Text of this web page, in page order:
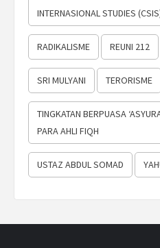
INTERNASIONAL STUDIES
RADIKALISME REUNI 212
SRI MULYANI TERORISME
TINGKATAN BERPUASA
PARA AHLI FIQH
USTAZ ABDUL SOMAD